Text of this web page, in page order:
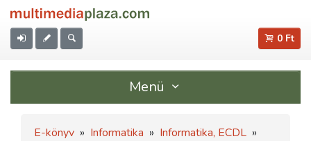
0 Ft
Menü
E-könyv » Informatika » Informatika, ECDL »